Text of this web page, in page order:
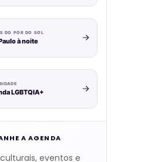
DO PÔR DO SOL
à noite
LGBTQIA+
A AGENDA
eventos e